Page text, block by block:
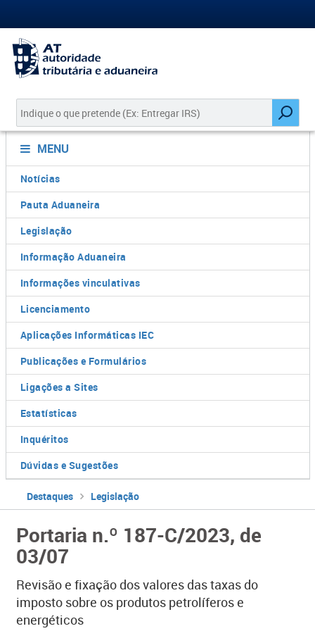
MENU
Notícias
Pauta Aduaneira
Legislação
Informação Aduaneira
Informações vinculativas
Licenciamento
Aplicações Informáticas IEC
Publicações e Formulários
Ligações a Sites
Estatísticas
Inquéritos
Dúvidas e Sugestões
Destaques Legislação
Portaria n.º 187-C/2023, de
03/07
Revisão e fixação dos valores das taxas do
imposto sobre os produtos petrolíferos e
energéticos​